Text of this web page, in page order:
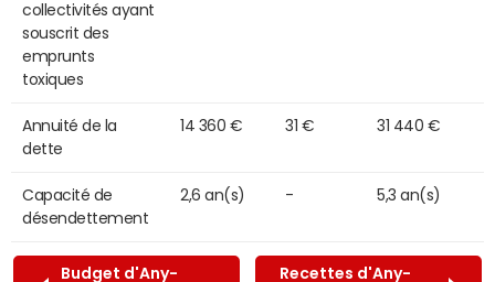
collectivités ayant
souscrit des
emprunts
toxiques
Annuité de la
dette
14 360 € 31 € 31 440 €
Capacité de
désendettement
2,6 an(s) - 5,3 an(s)
Budget d'Any-
Recettes d'Any-